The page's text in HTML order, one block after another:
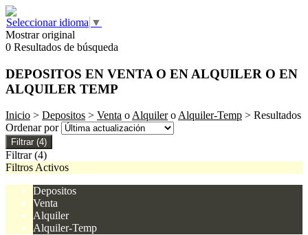
Seleccionar idioma ▼
Mostrar original
0 Resultados de búsqueda
DEPOSITOS EN VENTA O EN ALQUILER O EN
ALQUILER TEMP
Inicio > Depositos > Venta oAlquileroAlquiler-Temp > Resultados
Ordenar por
Filtrar (4)
Filtrar (4)
Filtros Activos
Depositos
Venta
Alquiler
Alquiler-Temp